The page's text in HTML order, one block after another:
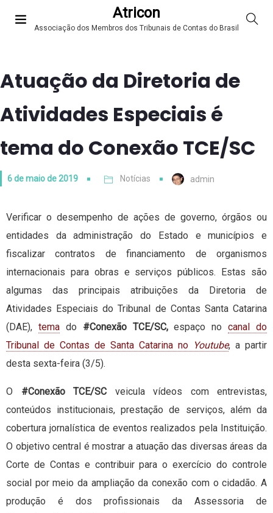
Atricon
Associação dos Membros dos Tribunais de Contas do Brasil
Atuação da Diretoria de
Atividades Especiais é
tema do Conexão TCE/SC
6 de maio de 2019 Notícias admin
Verificar o desempenho de ações de governo, órgãos ou
entidades da administração do Estado e municípios e
fiscalizar contratos de financiamento de organismos
internacionais para obras e serviços públicos. Estas são
algumas das principais atribuições da Diretoria de
Atividades Especiais do Tribunal de Contas Santa Catarina
(DAE), temado #Conexão TCE/SC,espaço nocanal do
Tribunal de Contas de Santa Catarina no Youtube, a partir
desta sexta-feira (3/5).
O #Conexão TCE/SC veicula vídeos com entrevistas,
conteúdos institucionais, prestação de serviços, além da
cobertura jornalística de eventos realizados pela Instituição.
O objetivo central é mostrar a atuação das diversas áreas da
Corte de Contas e contribuir para o exercício do controle
social por meio da ampliação da conexão com o cidadão. A
produção é dos profissionais da Assessoria de